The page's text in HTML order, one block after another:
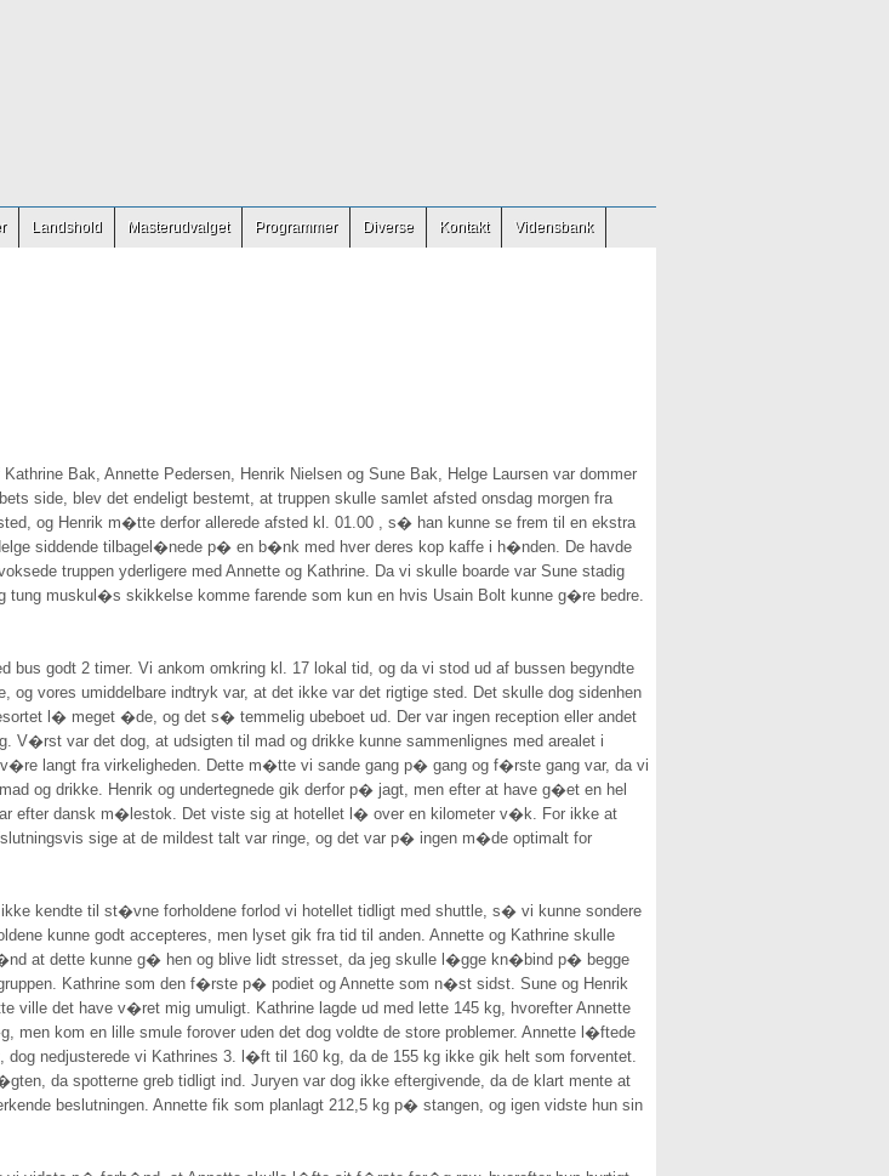
Landshold Masterudvalget Programmer Diverse Kontakt Vidensbank
Bak, Annette Pedersen, Henrik Nielsen og Sune Bak, Helge Laursen var dommer
side, blev det endeligt bestemt, at truppen skulle samlet afsted onsdag morgen fra
og Henrik m�tte derfor allerede afsted kl. 01.00 , s� han kunne se frem til en ekstra
siddende tilbagel�nede p� en b�nk med hver deres kop kaffe i h�nden. De havde
truppen yderligere med Annette og Kathrine. Da vi skulle boarde var Sune stadig
muskul�s skikkelse komme farende som kun en hvis Usain Bolt kunne g�re bedre.
bus godt 2 timer. Vi ankom omkring kl. 17 lokal tid, og da vi stod ud af bussen begyndte
vores umiddelbare indtryk var, at det ikke var det rigtige sted. Det skulle dog sidenhen
l� meget �de, og det s� temmelig ubeboet ud. Der var ingen reception eller andet
V�rst var det dog, at udsigten til mad og drikke kunne sammenlignes med arealet i
langt fra virkeligheden. Dette m�tte vi sande gang p� gang og f�rste gang var, da vi
og drikke. Henrik og undertegnede gik derfor p� jagt, men efter at have g�et en hel
efter dansk m�lestok. Det viste sig at hotellet l� over en kilometer v�k. For ikke at
sige at de mildest talt var ringe, og det var p� ingen m�de optimalt for
kendte til st�vne forholdene forlod vi hotellet tidligt med shuttle, s� vi kunne sondere
kunne godt accepteres, men lyset gik fra tid til anden. Annette og Kathrine skulle
at dette kunne g� hen og blive lidt stresset, da jeg skulle l�gge kn�bind p� begge
Kathrine som den f�rste p� podiet og Annette som n�st sidst. Sune og Henrik
det have v�ret mig umuligt. Kathrine lagde ud med lette 145 kg, hvorefter Annette
kom en lille smule forover uden det dog voldte de store problemer. Annette l�ftede
nedjusterede vi Kathrines 3. l�ft til 160 kg, da de 155 kg ikke gik helt som forventet.
da spotterne greb tidligt ind. Juryen var dog ikke eftergivende, da de klart mente at
beslutningen. Annette fik som planlagt 212,5 kg p� stangen, og igen vidste hun sin